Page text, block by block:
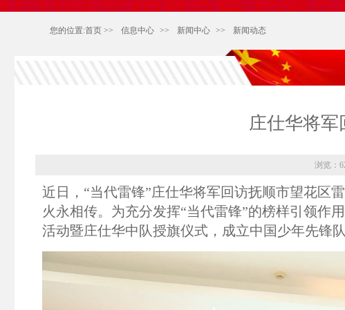
您的位置:首页 >> 信息中心 >> 新闻中心 >> 新闻动态
庄仕华将
浏览：
近日，“当代雷锋”庄仕华将军回访抚顺市望花区
火永相传。为充分发挥“当代雷锋”的榜样引领作
活动暨庄仕华中队授旗仪式，成立中国少年先锋